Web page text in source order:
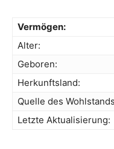
Vermögen:
Alter:
Geboren:
Herkunftsland:
Quelle des
Letzte Aktualisierung: